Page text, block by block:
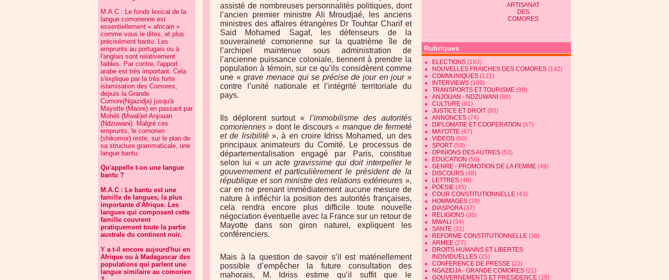
M.A.C : Le fonds lexical de la
langue comorienne est
essentiellement « africain »
comme vous le dites, et plus
précisément bantu. Les
emprunts au portugais ou à
l'anglais sont relativement
faibles. Par contre, l'apport
arabe est très important. Cela
s'explique par la très forte
islamisation des Comores,
depuis la Grande
Comore(Ngazidja) jusqu'à
Mayotte (Maore) en passant par
Mohéli (Mwali)et Anjouan
(Ndzuwani). Malgré ces
emprunts, le comorien
(shikomor) reste, sur le plan de
sa structure grammaticale, une
langue bantu.
Qu'appelle t-on une langue
bantu ?
M.A.C : Le bantu est une
famille de langues, la plus
importante d'Afrique. Les
langues qui composent cette
famille couvrent
pratiquement toute la partie
australe du continent noir.
Y a t-il encore aujourd'hui en
Afrique ou à Madagascar des
populations qui parlent une
langue similaire au comorien
assisté de nombreuses personnalités politiques, dont
l’ancien premier ministre Ali Mroudjaé, les anciens
ministres des affaires étrangères Dr Touhtar Charif et
Said Mohamed Sagaf, les défenseurs de la
souveraineté comorienne sur la quatrième île de
l’archipel maintenue sous administration de
l’ancienne puissance coloniale, tiennent à prendre la
population à témoin, sur ce qu’ils considèrent comme
une «grave menace qui se précise de jour en jour»
contre l’unité nationale et l’intégrité territoriale du
pays.
Ils déplorent surtout « l’immobilisme des autorités
comoriennes » dont le discours« manque de fermeté
et de lisibilité», à en croire Idriss Mohamed, un des
principaux animateurs du Comité. Le processus de
départementalisation engagé par Paris, constitue
selon lui « un acte gravissime qui doit interpeller le
gouvernement et particulièrement le président de la
république et son ministre des relations extérieures »,
car en ne prenant immédiatement aucune mesure de
nature à infléchir la position des autorités françaises,
cela rendra encore plus difficile toute nouvelle
négociation éventuelle avec la France sur un retour de
Mayotte dans son giron naturel, expliquent les
conférenciers.
Mais à la question de savoir s’il est matériellement
possible d’empêcher la future consultation des
mahorais, M. Idriss estime qu’il suffit que le
ARTISANAT
DES
COMORES
Rubriques
ELECTIONS (183)
NOUVELLES FRAICHES DES COMORES (142)
COMMUNIQUES (121)
INTERVIEWS (109)
TRANSPORTS ET TOURISME (99)
ANJOUAN - NDZUWANI (88)
CULTURE (81)
JUSTICE ET DROIT (80)
ANNONCES (74)
DIPLOMATIE ET COOPERATION (67)
MAYOTTE (67)
VIDEOS (60)
SPORT (59)
OPINIONS DES AUTRES (53)
EDUCATION (50)
GENRE - PROMOTION DE LA FEMME (49)
DISCOURS (48)
LETTRES (46)
POESIE (45)
COUR CONSTITUTIONNELLE (43)
HOMMAGES (39)
DIASPORA(37)
RELIGIONS (35)
MWALI (34)
SANTE (31)
REFORME CONSTITUTIONNELLE (30)
ARMEE (27)
DROITS HUMAINS ET LIBERTES
INDIVIDUELLES (25)
CONFERENCE DE PRESSE (22)
NGAZIDJA - GRANDE COMORES (21)
GOUVERNEMENTS ET PRESIDENCE (19)